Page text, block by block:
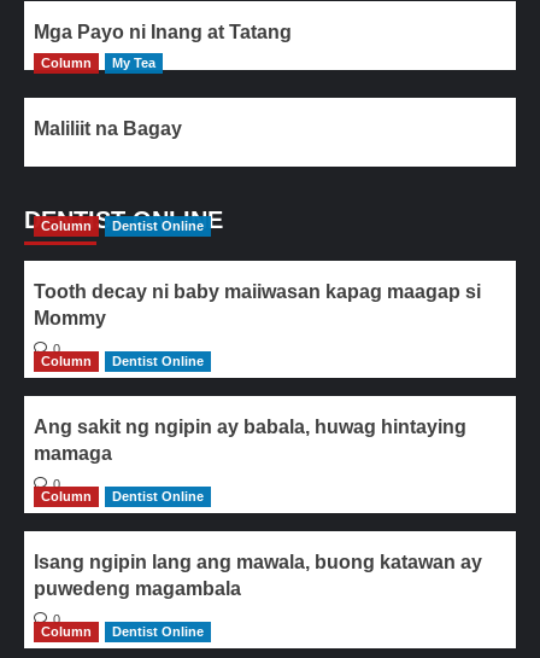
Mga Payo ni Inang at Tatang
Column My Tea
Maliliit na Bagay
DENTIST ONLINE
Column Dentist Online
Tooth decay ni baby maiiwasan kapag maagap si
Mommy
0
Column
Dentist Online
Ang sakit ng ngipin ay babala, huwag hintaying
mamaga
0
Column
Dentist Online
Isang ngipin lang ang mawala, buong katawan ay
puwedeng magambala
0
Column
Dentist Online